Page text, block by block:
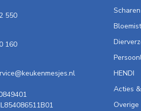
550
160
Scharen
HENDI
Acties
Overige